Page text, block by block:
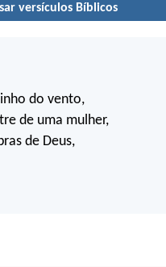
versículos Bíblicos
do vento,
de uma mulher,
de Deus,